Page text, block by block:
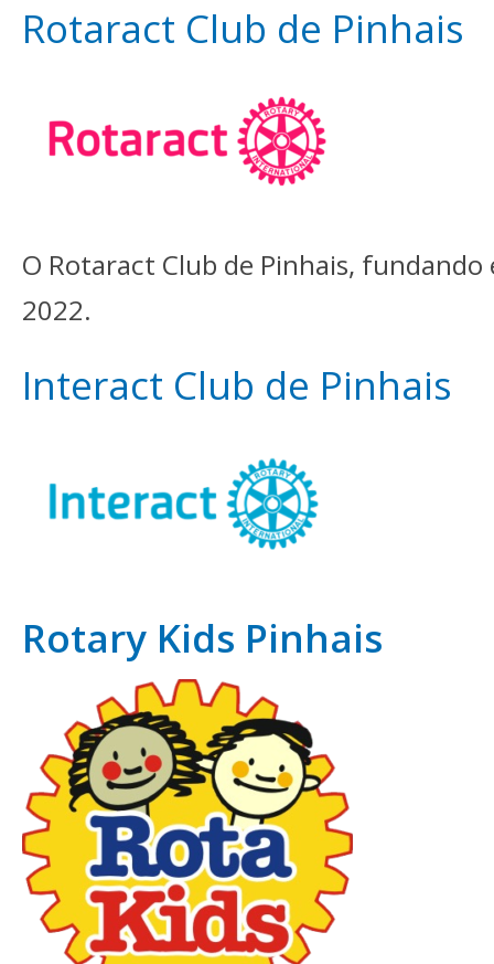
Rotaract Club de Pinhais
O Rotaract Club de Pinhais,
2022.
Interact Club de Pinhais
Rotary Kids Pinhais